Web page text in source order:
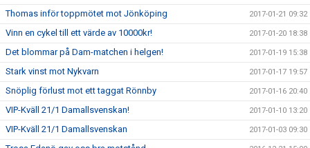
Thomas inför toppmötet mot Jönköping 2017-01-21 09:32
Vinn en cykel till ett värde av 10000kr! 2017-01-20 18:38
Det blommar på Dam-matchen i helgen! 2017-01-19 15:38
Stark vinst mot Nykvarn 2017-01-17 19:57
Snöplig förlust mot ett taggat Rönnby 2017-01-16 20:40
VIP-Kväll 21/1 Damallsvenskan! 2017-01-10 13:20
VIP-Kväll 21/1 Damallsvenskan 2017-01-03 09:30